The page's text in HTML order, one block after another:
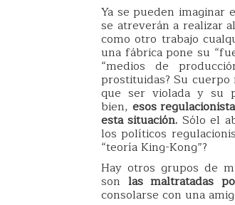
Ya se pueden
se atreverán a realizar
como otro trabajo
una fábrica pone su
“medios de
prostituidas? Su
que ser violada y su
bien, esos
esta situación. Sólo el
los políticos
“teoría King-Kong”?
Hay otros grupos de
son las maltratadas
consolarse con una